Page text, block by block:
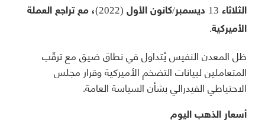
الثلاثاء 13 ديسمبر/كانون الأول (2022)، مع تراجع العملة
الأميركية.
ظل المعدن النفيس يُتداول في نطاق ضيق مع ترقّب
المتعاملين لبيانات التضخم الأميركية وقرار مجلس
الاحتياطي الفيدرالي بشأن السياسة العامة.
أسعار الذهب اليوم